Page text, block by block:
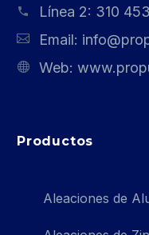
Línea 2: 310
Email:
Web:
Productos
Aleaciones de